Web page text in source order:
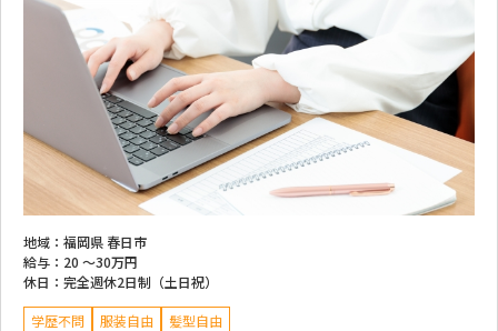
地域： 福岡県 春日市
給与： 20 ～30万円
休日： 完全週休2日制（土日祝）
学歴不問 服装自由 髪型自由